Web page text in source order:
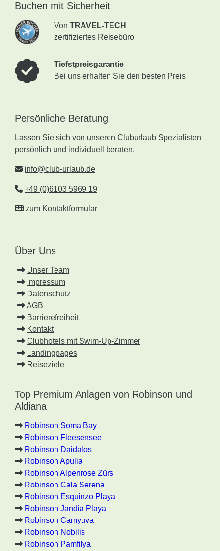
Buchen mit Sicherheit
Von TRAVEL-TECH
zertifiziertes Reisebüro
Tiefstpreisgarantie
Bei uns erhalten Sie den besten Preis
Persönliche Beratung
Lassen Sie sich von unseren Cluburlaub Spezialisten
persönlich und individuell beraten.
info@club-urlaub.de
+49 (0)6103 5969 19
zum Kontaktformular
Über Uns
Unser Team
Impressum
Datenschutz
AGB
Barrierefreiheit
Kontakt
Clubhotels mit Swim-Up-Zimmer
Landingpages
Reiseziele
Top Premium Anlagen von Robinson und
Aldiana
Robinson Soma Bay
Robinson Fleesensee
Robinson Daidalos
Robinson Apulia
Robinson Alpenrose Zürs
Robinson Cala Serena
Robinson Esquinzo Playa
Robinson Jandia Playa
Robinson Camyuva
Robinson Nobilis
Robinson Pamfilya